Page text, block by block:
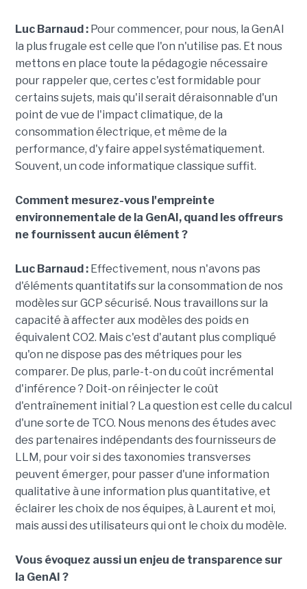
Luc Barnaud :Pour commencer, pour nous, la GenAI
la plus frugale est celle que l'on n'utilise pas. Et nous
mettons en place toute la pédagogie nécessaire
pour rappeler que, certes c'est formidable pour
certains sujets, mais qu'il serait déraisonnable d'un
point de vue de l'impact climatique, de la
consommation électrique, et même de la
performance, d'y faire appel systématiquement.
Souvent, un code informatique classique suffit.
Comment mesurez-vous l'empreinte
environnementale de la GenAI, quand les offreurs
ne fournissent aucun élément ?
Luc Barnaud :Effectivement, nous n'avons pas
d'éléments quantitatifs sur la consommation de nos
modèles sur GCP sécurisé. Nous travaillons sur la
capacité à affecter aux modèles des poids en
équivalent CO2. Mais c'est d'autant plus compliqué
qu'on ne dispose pas des métriques pour les
comparer. De plus, parle-t-on du coût incrémental
d'inférence ? Doit-on réinjecter le coût
d'entraînement initial ? La question est celle du calcul
d'une sorte de TCO. Nous menons des études avec
des partenaires indépendants des fournisseurs de
LLM, pour voir si des taxonomies transverses
peuvent émerger, pour passer d'une information
qualitative à une information plus quantitative, et
éclairer les choix de nos équipes, à Laurent et moi,
mais aussi des utilisateurs qui ont le choix du modèle.
Vous évoquez aussi un enjeu de transparence sur
la GenAI ?